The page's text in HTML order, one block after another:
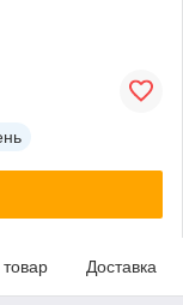
товар Доставка